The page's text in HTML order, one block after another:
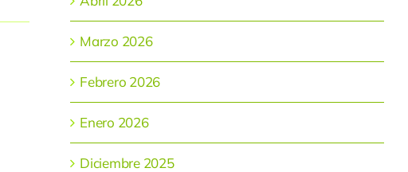
Marzo 2026
Febrero 2026
Enero 2026
Diciembre 2025